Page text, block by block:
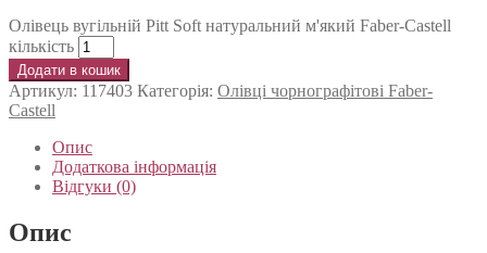
Олівець вугільній Pitt Soft натуральний м'який Faber-Castell
кількість
Додати в кошик
Артикул: 117403 Категорія: Олівці чорнографітові Faber-
Castell
Опис
Додаткова інформація
Відгуки (0)
Опис